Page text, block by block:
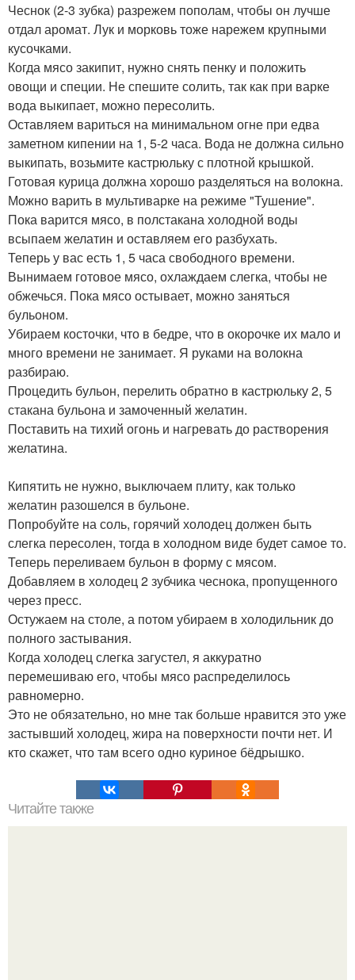
Чеснок (2-3 зубка) разрежем пополам, чтобы он лучше
отдал аромат. Лук и морковь тоже нарежем крупными
кусочками.
Когда мясо закипит, нужно снять пенку и положить
овощи и специи. Не спешите солить, так как при варке
вода выкипает, можно пересолить.
Оставляем вариться на минимальном огне при едва
заметном кипении на 1, 5-2 часа. Вода не должна сильно
выкипать, возьмите кастрюльку с плотной крышкой.
Готовая курица должна хорошо разделяться на волокна.
Можно варить в мультиварке на режиме "Тушение".
Пока варится мясо, в полстакана холодной воды
всыпаем желатин и оставляем его разбухать.
Теперь у вас есть 1, 5 часа свободного времени.
Вынимаем готовое мясо, охлаждаем слегка, чтобы не
обжечься. Пока мясо остывает, можно заняться
бульоном.
Убираем косточки, что в бедре, что в окорочке их мало и
много времени не занимает. Я руками на волокна
разбираю.
Процедить бульон, перелить обратно в кастрюльку 2, 5
стакана бульона и замоченный желатин.
Поставить на тихий огонь и нагревать до растворения
желатина.
Кипятить не нужно, выключаем плиту, как только
желатин разошелся в бульоне.
Попробуйте на соль, горячий холодец должен быть
слегка пересолен, тогда в холодном виде будет самое то.
Теперь переливаем бульон в форму с мясом.
Добавляем в холодец 2 зубчика чеснока, пропущенного
через пресс.
Остужаем на столе, а потом убираем в холодильник до
полного застывания.
Когда холодец слегка загустел, я аккуратно
перемешиваю его, чтобы мясо распределилось
равномерно.
Это не обязательно, но мне так больше нравится это уже
застывший холодец, жира на поверхности почти нет. И
кто скажет, что там всего одно куриное бёдрышко.
Читайте также